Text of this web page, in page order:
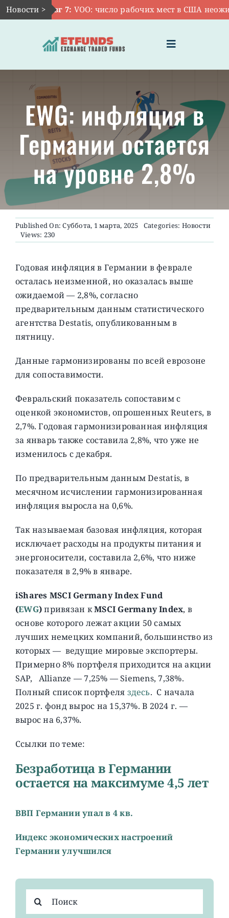
Skip
to
Новости >Авг 7: VOO: число рабочих мест в США
Toggle
Navigation
ГЛАВНАЯ
ЧТО ТАКОЕ ETF
ИНВЕСТИЦИИ В ETF
ТЕМАТИЧЕСКИЕ ETF
АКТУАЛЬНЫЕ
EWG: инфляция в
Германии остается
на уровне 2,8%
Published On: Суббота, 1 марта, 2025 Categories: Новости
Views: 230
Годовая инфляция в Германии в феврале
осталась неизменной, но оказалась выше
ожидаемой — 2,8%, согласно
предварительным данным статистического
агентства Destatis, опубликованным в
пятницу.
Данные гармонизированы по всей еврозоне
для сопоставимости.
Февральский показатель сопоставим с
оценкой экономистов, опрошенных Reuters, в
2,7%. Годовая гармонизированная инфляция
за январь также составила 2,8%, что уже не
изменилось с декабря.
По предварительным данным Destatis, в
месячном исчислении гармонизированная
инфляция выросла на 0,6%.
Так называемая базовая инфляция, которая
исключает расходы на продукты питания и
энергоносители, составила 2,6%, что ниже
показателя в 2,9% в январе.
iShares MSCI Germany Index Fund
(EWG)привязан кMSCI Germany Index, в
основе которого лежат акции 50 самых
лучших немецких компаний, большинство из
которых — ведущие мировые экспортеры.
Примерно 8% портфеля приходится на акции
SAP, Allianze — 7,25% — Siemens, 7,38%.
Полный список портфеля здесь. C начала
2025 г. фонд вырос на 15,37%. В 2024 г. —
вырос на 6,37%.
Ссылки по теме:
Безработица в Германии
остается на максимуме 4,5 лет
ВВП Германии упал в 4 кв.
Индекс экономических настроений
Германии улучшился
поиска: